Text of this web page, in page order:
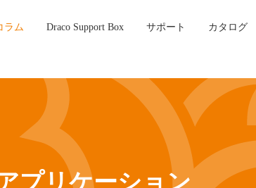
ラム Draco Support Box サポート カタログ
プリケーション